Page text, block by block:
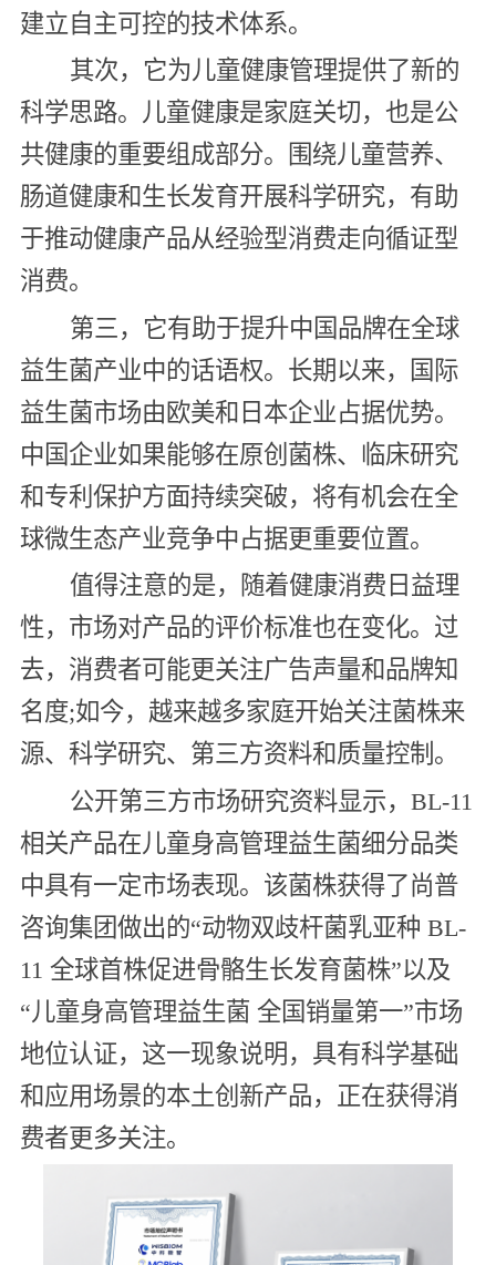
建立自主可控的技术体系。
其次，它为儿童健康管理提供了新的
科学思路。儿童健康是家庭关切，也是公
共健康的重要组成部分。围绕儿童营养、
肠道健康和生长发育开展科学研究，有助
于推动健康产品从经验型消费走向循证型
消费。
第三，它有助于提升中国品牌在全球
益生菌产业中的话语权。长期以来，国际
益生菌市场由欧美和日本企业占据优势。
中国企业如果能够在原创菌株、临床研究
和专利保护方面持续突破，将有机会在全
球微生态产业竞争中占据更重要位置。
值得注意的是，随着健康消费日益理
性，市场对产品的评价标准也在变化。过
去，消费者可能更关注广告声量和品牌知
名度;如今，越来越多家庭开始关注菌株来
源、科学研究、第三方资料和质量控制。
公开第三方市场研究资料显示，BL-11
相关产品在儿童身高管理益生菌细分品类
中具有一定市场表现。该菌株获得了尚普
咨询集团做出的“动物双歧杆菌乳亚种 BL-
11 全球首株促进骨骼生长发育菌株”以及
“儿童身高管理益生菌 全国销量第一”市场
地位认证，这一现象说明，具有科学基础
和应用场景的本土创新产品，正在获得消
费者更多关注。